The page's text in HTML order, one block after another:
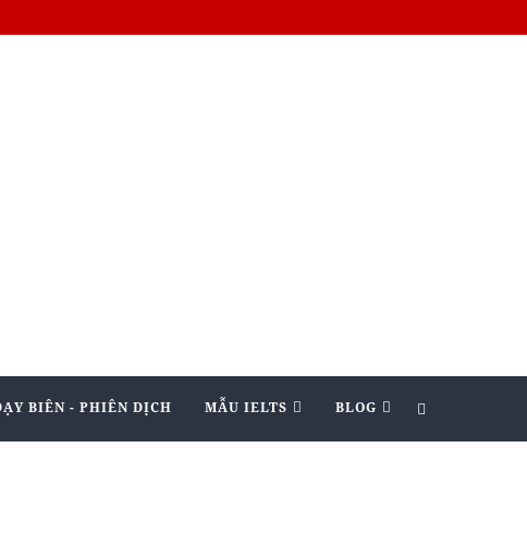
BIÊN - PHIÊN DỊCH MẪU IELTS BLOG